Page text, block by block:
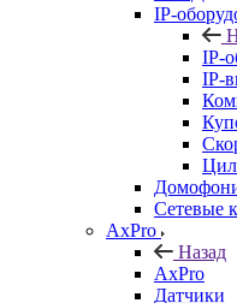
IP-
IP-
IP-
Сетевые
AxPro
Назад
AxPro
Датчики